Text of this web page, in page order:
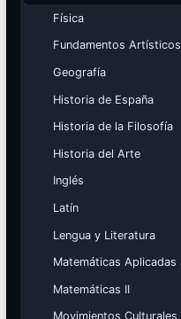
Bloques
Física
Fundamentos Artísticos
Geografía
Historia de España
Historia de la Filosofía
Historia del Arte
Inglés
Latín
Lengua y Literatura
Matemáticas II
Movimientos Culturales